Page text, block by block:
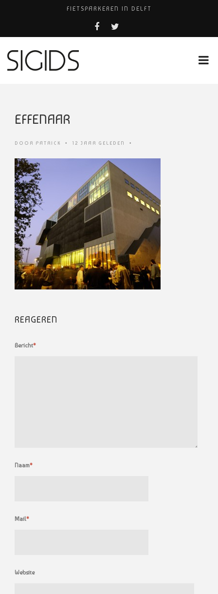
FIETSPARKEREN IN DELFT
FIETS KWIJT IN TILBURG?
USED PRODUCTS LEIDEN
EFFENAAR
DOOR PATRICK • 12 JAAR GELEDEN •
REAGEREN
Bericht*
Naam*
Mail*
Website